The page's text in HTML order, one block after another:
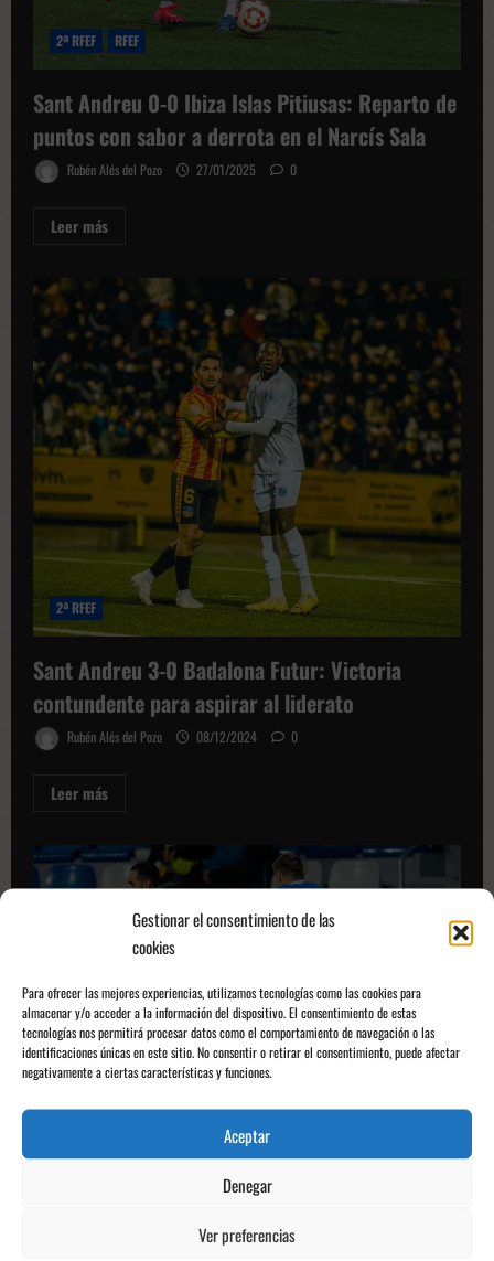
Gestionar el consentimiento de las
cookies
Para ofrecer las mejores experiencias, utilizamos tecnologías como las cookies para
almacenar y/o acceder a la información del dispositivo. El consentimiento de estas
tecnologías nos permitirá procesar datos como el comportamiento de navegación o las
identificaciones únicas en este sitio. No consentir o retirar el consentimiento, puede afectar
negativamente a ciertas características y funciones.
Aceptar
Denegar
Ver preferencias
2ª RFEF RFEF
Sant Andreu 0-0 Ibiza Islas Pitiusas: Reparto de
puntos con sabor a derrota en el Narcís Sala
Rubén Alés del Pozo 27/01/2025 0
Leer másLeer
más
Andreu
0-
Ibiza
Islas
Pitiusas:
Reparto
de
puntos
con
sabor
a
derrota
el
Narcís
Sala
2ª RFEF
Sant Andreu 3-0 Badalona Futur: Victoria
contundente para aspirar al liderato
Rubén Alés del Pozo 08/12/2024 0
Leer másLeer
Andreu
3-
0
Futur:
Victoria
contundente
al
liderato
UEFA Conference League
Mladá Boleslav 2-1 Real Betis: El Betis cae en
picado y Pellegrini no da soluciones
29/11/2024